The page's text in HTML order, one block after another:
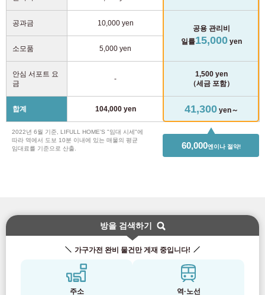
공과금 10,000 yen
공용 관리비
일률15,000 yen
소모품
5,000 yen
안심 서포트 요
금
-
1,500 yen
（세금 포함）
합계 104,000 yen 41,300 yen～
2022년 6월 기준, LIFULL HOME’S "임대 시세"에
따라 역에서 도보 10분 이내에 있는 매물의 평균
임대료를 기준으로 산출.
60,000엔이나 절약!
방을 검색하기
가구가전 완비 물건만 게재 중입니다!
주소 역·노선